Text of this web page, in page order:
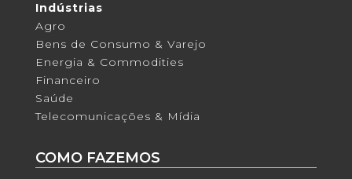
Indústrias
Agro
Bens de Consumo & Varejo
Energia & Commodities
Financeiro
Saúde
Telecomunicações & Mídia
COMO FAZEMOS